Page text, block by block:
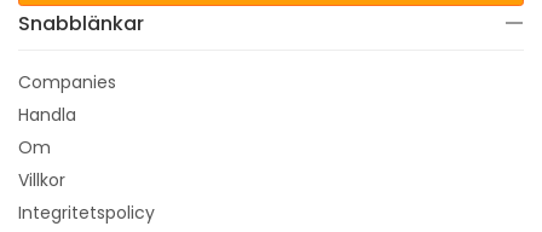
Snabblänkar
Companies
Handla
Om
Villkor
Integritetspolicy